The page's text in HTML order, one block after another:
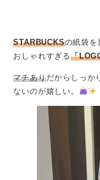
STARBUCKSの紙袋を
おしゃれすぎる「
マチありだからしっか
ないのが嬉しい。